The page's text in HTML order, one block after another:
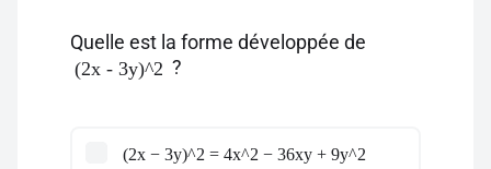
Quelle est la forme développée de
(2x - 3y)^2 ?
(2x − 3y)^2 = 4x^2 − 36xy + 9y^2